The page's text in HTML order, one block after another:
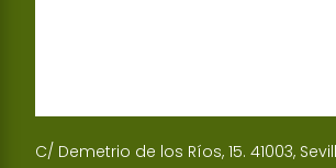
C/ Demetrio de los Ríos, 15. 41003,